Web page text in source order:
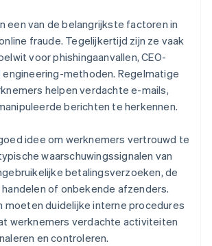
een van de belangrijkste factoren in
fraude. Tegelijkertijd zijn ze vaak
voor phishingaanvallen, CEO-
methoden. Regelmatige
helpen verdachte e-mails,
berichten te herkennen.
idee om werknemers vertrouwd te
waarschuwingssignalen van
betalingsverzoeken, de
of onbekende afzenders.
moeten duidelijke interne procedures
werknemers verdachte activiteiten
en controleren.